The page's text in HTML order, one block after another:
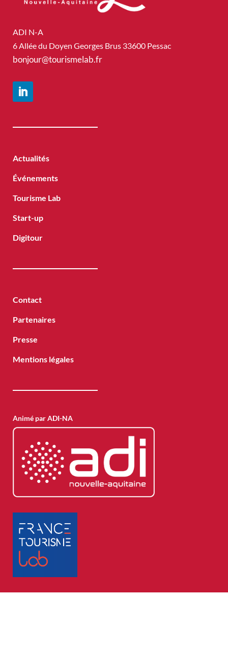
ADI N-A
6 Allée du Doyen Georges Brus 33600 Pessac
bonjour@tourismelab.fr
Actualités
Événements
Tourisme Lab
Start-up
Digitour
Contact
Partenaires
Presse
Mentions légales
Animé par ADI-NA